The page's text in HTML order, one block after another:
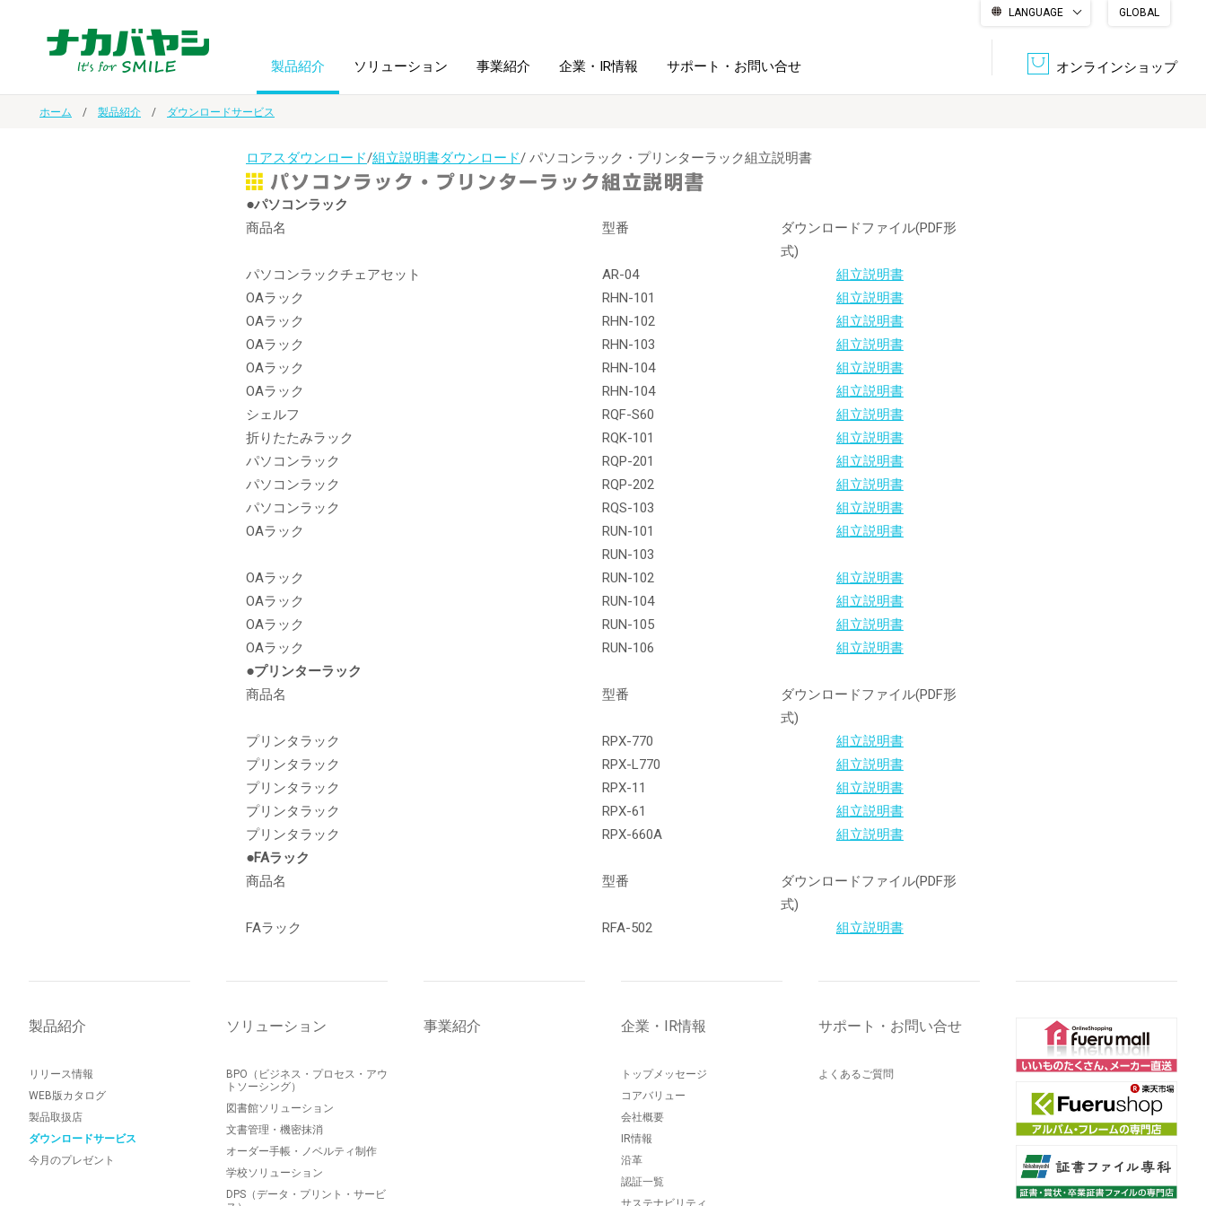
LANGUAGE
GLOBAL
オンラインショップ
製品紹介
フォトフレーム・
額縁
シュレッダ・
ラミネータ
ファイル・
ホルダー用品
筆記具
デジタルカメラ関連 ボード用品
デジタル文具
シリーズ商品
ソリューション
（ビジネス・プロセス・アウトソーシング） 図書館ソリューション
オーダー手帳・ノベルティ制作 DPS（データ・プリント・サービス）
ドキュメントスキャニングサービス 総務＋クリエイティブ サステナブルな紙器製品「asue（あすえ）」
事業紹介 企業・IR情報
経営方針
認証一覧
サポート・お問い合せ
ホーム 製品紹介 ダウンロードサービス
ロアスダウンロード/組立説明書ダウンロード/ パソコンラック・プリンターラック組立説明書
●パソコンラック
商品名
型番
ダウンロードファイル(PDF形
式)
パソコンラックチェアセット
AR-04
組立説明書
OAラック
RHN-101
組立説明書
OAラック
RHN-102
組立説明書
OAラック
RHN-103
組立説明書
OAラック
RHN-104
組立説明書
OAラック
RHN-104
組立説明書
シェルフ
RQF-S60
組立説明書
折りたたみラック
RQK-101
組立説明書
パソコンラック
RQP-201
組立説明書
パソコンラック
RQP-202
組立説明書
パソコンラック
RQS-103
組立説明書
OAラック
RUN-101
RUN-103
組立説明書
OAラック RUN-102
組立説明書
OAラック
RUN-104
組立説明書
OAラック
RUN-105
組立説明書
OAラック
RUN-106
組立説明書
●プリンターラック
商品名
型番
ダウンロードファイル(PDF形
式)
プリンタラック
RPX-770
組立説明書
プリンタラック
RPX-L770
組立説明書
プリンタラック
RPX-11
組立説明書
プリンタラック
RPX-61
組立説明書
プリンタラック
RPX-660A
組立説明書
●FAラック
商品名
型番
ダウンロードファイル(PDF形
式)
FAラック
RFA-502 組立説明書
製品紹介
リリース情報
WEB版カタログ
製品取扱店
ダウンロードサービス
今月のプレゼント
ソリューション
BPO（ビジネス・プロセス・アウ
トソーシング）
図書館ソリューション
文書管理・機密抹消
オーダー手帳・ノベルティ制作
学校ソリューション
DPS（データ・プリント・サービ
事業紹介 企業・IR情報
トップメッセージ
コアバリュー
会社概要
IR情報
沿革
認証一覧
サステナビリティ
サポート・お問い合せ
よくあるご質問